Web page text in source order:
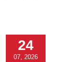
24
07, 2026